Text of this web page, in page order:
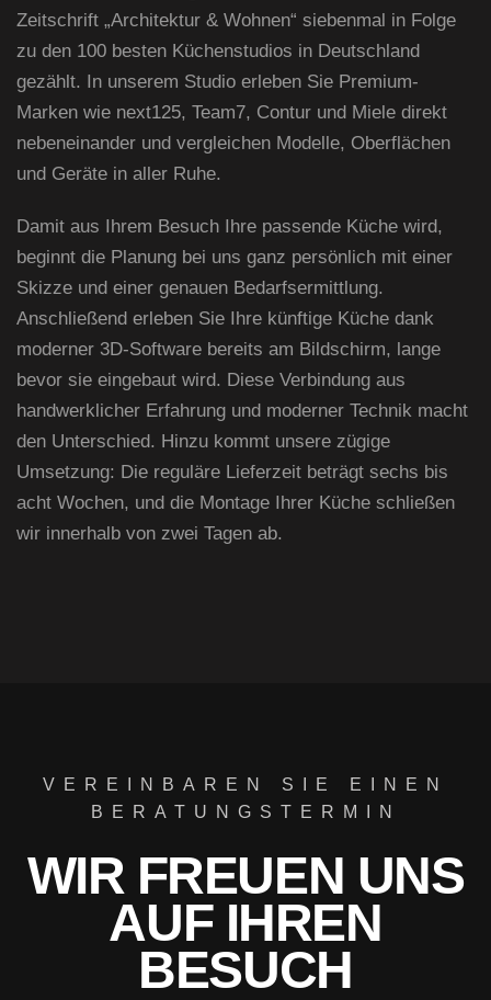
Zeitschrift „Architektur & Wohnen“ siebenmal in Folge
zu den 100 besten Küchenstudios in Deutschland
gezählt. In unserem Studio erleben Sie Premium-
Marken wie next125, Team7, Contur und Miele direkt
nebeneinander und vergleichen Modelle, Oberflächen
und Geräte in aller Ruhe.
Damit aus Ihrem Besuch Ihre passende Küche wird,
beginnt die Planung bei uns ganz persönlich mit einer
Skizze und einer genauen Bedarfsermittlung.
Anschließend erleben Sie Ihre künftige Küche dank
moderner 3D-Software bereits am Bildschirm, lange
bevor sie eingebaut wird. Diese Verbindung aus
handwerklicher Erfahrung und moderner Technik macht
den Unterschied. Hinzu kommt unsere zügige
Umsetzung: Die reguläre Lieferzeit beträgt sechs bis
acht Wochen, und die Montage Ihrer Küche schließen
wir innerhalb von zwei Tagen ab.
VEREINBAREN SIE EINEN
BERATUNGSTERMIN
WIR FREUEN UNS
AUF IHREN
BESUCH